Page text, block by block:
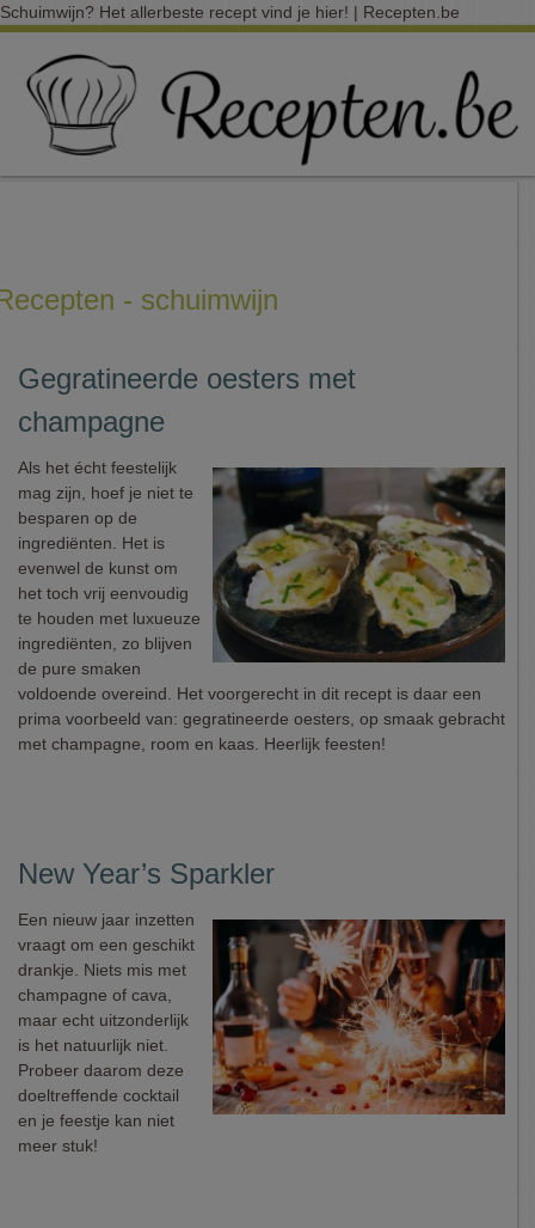
Schuimwijn? Het allerbeste recept vind je hier! | Recepten.be
- schuimwijn
Gegratineerde oesters met
champagne
Als het écht feestelijk
mag zijn, hoef je niet te
besparen op de
ingrediënten. Het is
evenwel de kunst om
het toch vrij eenvoudig
te houden met luxueuze
ingrediënten, zo blijven
de pure smaken
voldoende overeind. Het voorgerecht in dit recept is daar een
prima voorbeeld van: gegratineerde oesters, op smaak gebracht
met champagne, room en kaas. Heerlijk feesten!
New Year’s Sparkler
Een nieuw jaar inzetten
vraagt om een geschikt
drankje. Niets mis met
champagne of cava,
maar echt uitzonderlijk
is het natuurlijk niet.
Probeer daarom deze
doeltreffende cocktail
en je feestje kan niet
meer stuk!